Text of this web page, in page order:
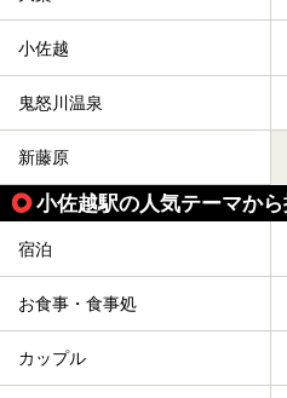
小佐越
鬼怒川温泉
新藤原
小佐越駅の人気テーマか
宿泊
お食事・食事処
カップル